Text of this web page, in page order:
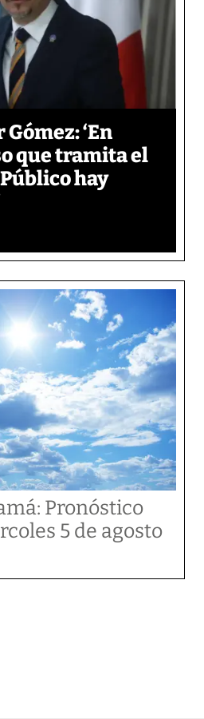
‘En
que tramita el
hay
Pronóstico
5 de agosto